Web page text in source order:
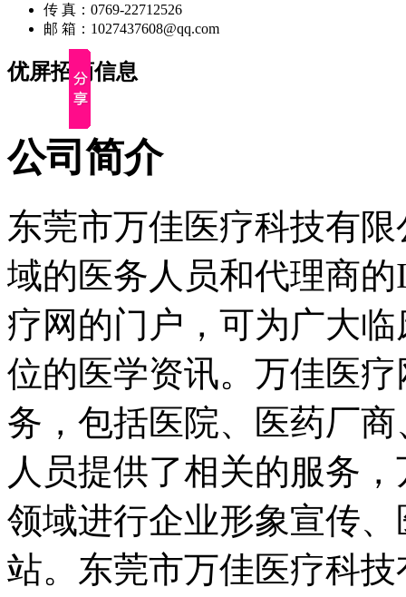
传 真：0769-22712526
邮 箱：1027437608@qq.com
优屏招商信息
公司简介
东莞市万佳医疗科技有
域的医务人员和代理商
疗网的门户，可为广大
位的医学资讯。万佳医
务，包括医院、医药厂
人员提供了相关的服务
领域进行企业形象宣传
站。东莞市万佳医疗科